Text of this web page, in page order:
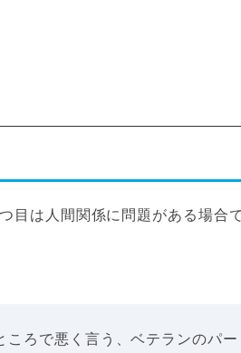
目は人間関係に問題がある場合で
ろで悪く言う、ベテランのパ